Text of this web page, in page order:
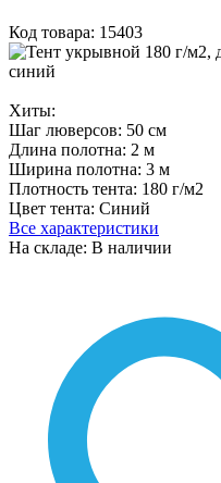
Код товара: 15403
Хиты:
Шаг люверсов: 50 см
Длина полотна: 2 м
Ширина полотна: 3 м
Плотность тента: 180 г/м2
Цвет тента: Синий
Все характеристики
На складе: В наличии